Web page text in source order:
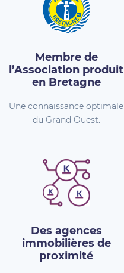
Membre de
l’Association produit
en Bretagne
Une connaissance optimale
du Grand Ouest.
Des agences
immobilières de
proximité